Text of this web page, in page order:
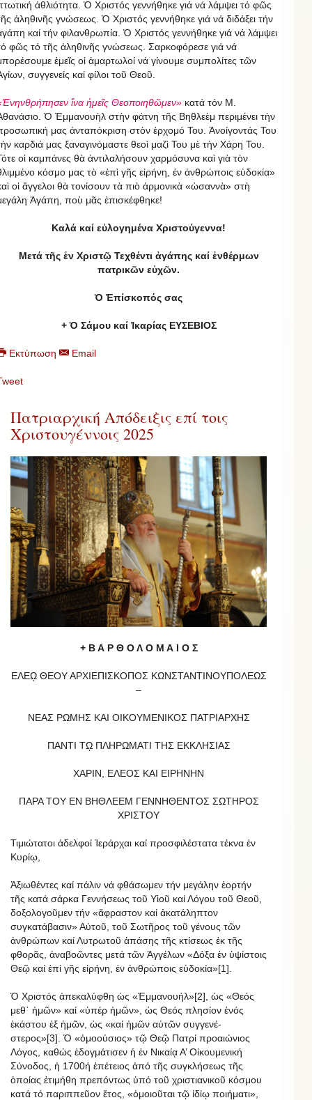
ἀθλιότητα. Ὁ Χριστός γεννήθηκε γιά νά λάμψει τό φῶς
ἀληθινῆς γνώσεως. Ὁ Χριστός γεννήθηκε γιά νά διδάξει τήν
καί τήν φιλανθρωπία. Ὁ Χριστός γεννήθηκε γιά νά λάμψει
φῶς τό τῆς ἀληθινῆς γνώσεως. Σαρκοφόρεσε γιά νά
ἑμεῖς οἱ ἁμαρτωλοί νά γίνουμε συμπολίτες τῶν
συγγενείς καί φίλοι τοῦ Θεοῦ.
ἵνα ἡμεῖς Θεοποιηθῶμεν» κατά τόν Μ.
Ὁ Ἐμμανουὴλ στὴν φάτνη τῆς Βηθλεὲμ περιμένει τὴν
μας ἀνταπόκριση στὸν ἐρχομό Του. Ἀνοίγοντάς Του
καρδιά μας ξαναγινόμαστε θεοὶ μαζὶ Του μὲ τὴν Χάρη Του.
οἱ καμπάνες θὰ ἀντιλαλήσουν χαρμόσυνα καὶ γιὰ τὸν
κόσμο μας τὸ «ἐπὶ γῆς εἰρήνη, ἐν ἀνθρώποις εὐδοκία»
οἱ ἄγγελοι θὰ τονίσουν τὰ πιὸ ἁρμονικὰ «ὡσαννὰ» στὴ
Ἀγάπη, ποὺ μᾶς ἐπισκέφθηκε!
Καλά καί εὐλογημένα Χριστούγεννα!
Μετά τῆς ἐν Χριστῷ Τεχθέντι ἀγάπης καί ἐνθέρμων
πατρικῶν εὐχῶν.
Ὁ Ἐπίσκοπός σας
+ Ὁ Σάμου καί Ἰκαρίας ΕΥΣΕΒΙΟΣ
Εκτύπωση Email
Πατριαρχική Απόδειξις επί τοις
Χριστουγέννοις 2025
+ Β Α Ρ Θ Ο Λ Ο Μ Α Ι Ο Σ
ΕΛΕῼ ΘΕΟΥ ΑΡΧΙΕΠΙΣΚΟΠΟΣ ΚΩΝΣΤΑΝΤΙΝΟΥΠΟΛΕΩΣ
–
ΝΕΑΣ ΡΩΜΗΣ ΚΑΙ ΟΙΚΟΥΜΕΝΙΚΟΣ ΠΑΤΡΙΑΡΧΗΣ
ΠΑΝΤΙ Τῼ ΠΛΗΡΩΜΑΤΙ ΤΗΣ ΕΚΚΛΗΣΙΑΣ
ΧΑΡΙΝ, ΕΛΕΟΣ ΚΑΙ ΕΙΡΗΝΗΝ
ΠΑΡΑ ΤΟΥ ΕΝ ΒΗΘΛΕΕΜ ΓΕΝΝΗΘΕΝΤΟΣ ΣΩΤΗΡΟΣ
ΧΡΙΣΤΟΥ
Τιμιώτατοι ἀδελφοί Ἱεράρχαι καί προσφιλέστατα τέκνα ἐν
Κυρίῳ,
Ἀξιωθέντες καί πάλιν νά φθάσωμεν τήν μεγάλην ἑορτήν
τῆς κατά σάρκα Γεννήσεως τοῦ Υἱοῦ καί Λόγου τοῦ Θεοῦ,
δοξολογοῦμεν τήν «ἄφραστον καί ἀκατάληπτον
συγκατάβασιν» Αὐτοῦ, τοῦ Σωτῆρος τοῦ γένους τῶν
ἀνθρώπων καί Λυτρωτοῦ ἁπάσης τῆς κτίσεως ἐκ τῆς
φθορᾶς, ἀναβοῶντες μετά τῶν Ἀγγέλων «Δόξα ἐν ὑψίστοις
Θεῷ καί ἐπί γῆς εἰρήνη, ἐν ἀνθρώποις εὐδοκία»[1].
Ὁ Χριστός ἀπεκαλύφθη ὡς «Ἐμμανουήλ»[2], ὡς «Θεός
μεθ᾿ ἡμῶν» καί «ὑπέρ ἡμῶν», ὡς Θεός πλησίον ἑνός
ἑκάστου ἐξ ἡμῶν, ὡς «καί ἡμῶν αὐτῶν συγγενέ-
στερος»[3]. Ὁ «ὁμοούσιος» τῷ Θεῷ Πατρί προαιώνιος
Λόγος, καθώς ἐδογμάτισεν ἡ ἐν Νικαίᾳ Α’ Οἰκουμενική
Σύνοδος, ἡ 1700ή ἐπέτειος ἀπό τῆς συγκλήσεως τῆς
ὁποίας ἐτιμήθη πρεπόντως ὑπό τοῦ χριστιανικοῦ κόσμου
κατά τό παριππεῦον ἔτος, «ὁμοιοῦται τῷ ἰδίῳ ποιήματι»,